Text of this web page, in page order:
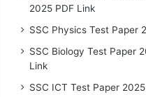
2025 PDF Link
SSC Physics Test Paper
SSC Biology Test Paper
Link
SSC ICT Test Paper